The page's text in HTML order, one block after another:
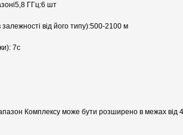
ГГц:6 шт
від його типу):500-2100 м
7с
Комплексу може бути розширено в межах від